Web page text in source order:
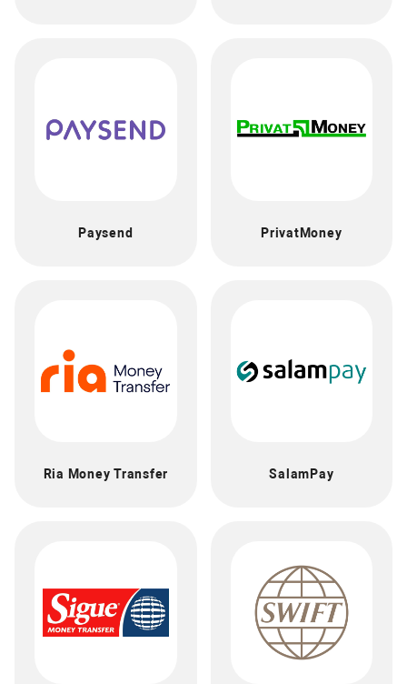
Paysend PrivatMoney
Ria Money Transfer SalamPay